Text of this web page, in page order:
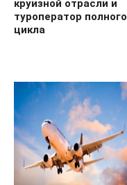
круизной отрасли и
туроператор полного
цикла